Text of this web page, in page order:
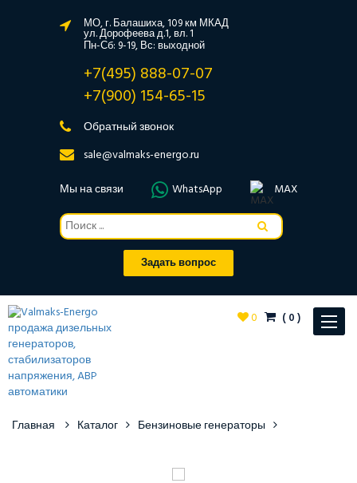
МО, г. Балашиха, 109 км МКАД
ул. Дорофеева д.1, вл. 1
Пн-Сб: 9-19, Вс: выходной
+7(495) 888-07-07
+7(900) 154-65-15
Обратный звонок
sale@valmaks-energo.ru
Мы на связи
WhatsApp MAX
Задать вопрос
Toggle
0 (0)
Главная Каталог Бензиновые генераторы